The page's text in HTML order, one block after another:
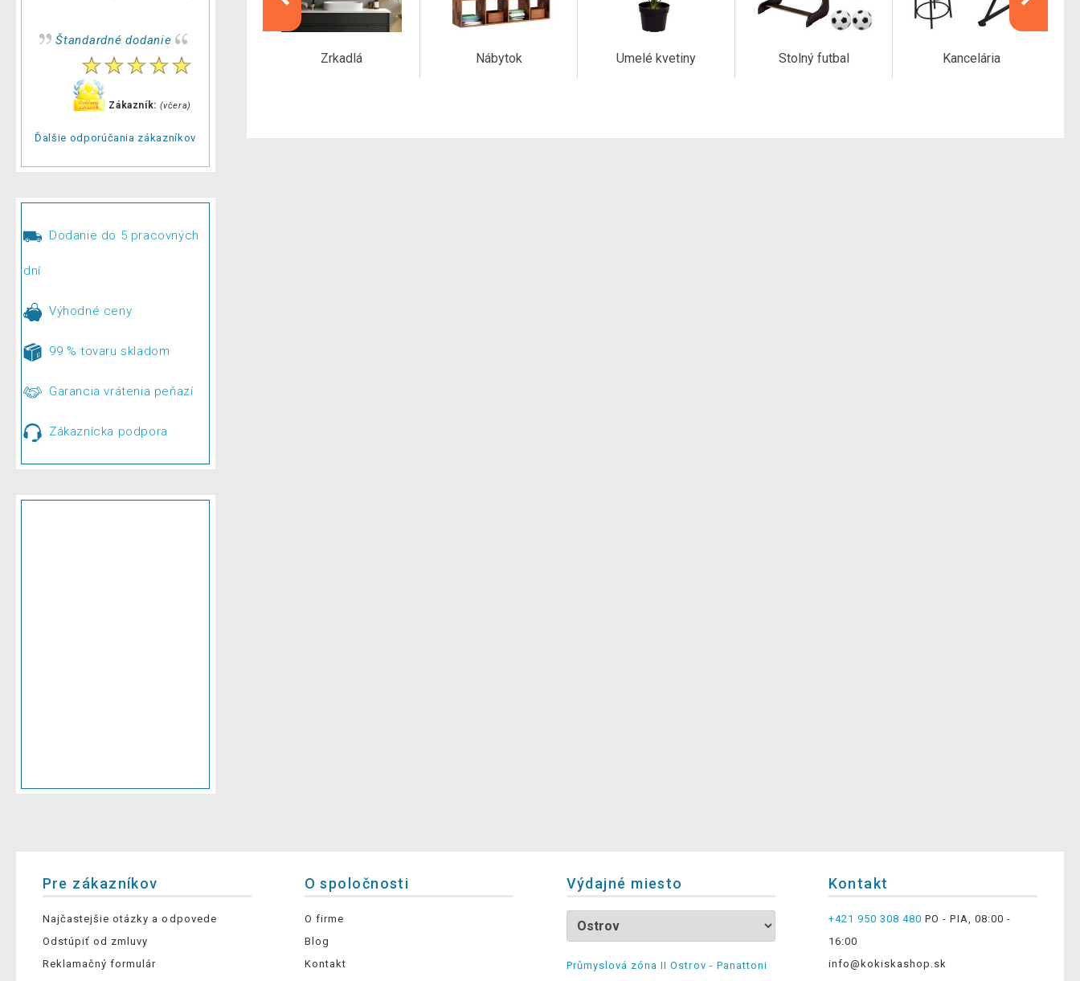
Štandardné dodanie
Zákazník: (včera)
Ďalšie odporúčania zákazníkov
Dodanie do 5 pracovných
dní
Výhodné ceny
99 % tovaru skladom
Garancia vrátenia peňazí
Zákaznícka podpora
Joga podložky Zrkadlá Nábytok Umelé kvetiny Stolný futbal Kancelária
Pre zákazníkov
Najčastejšie otázky a odpovede
Odstúpiť od zmluvy
Reklamačný formulár
O spoločnosti
O firme
Blog
Kontakt
Výdajné miesto
Průmyslová zóna II Ostrov - Panattoni
Kontakt
+421 950 308 480 PO - PIA, 08:00 -
16:00
info@kokiskashop.sk